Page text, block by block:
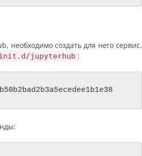
необходимо создать для него сервис.
jupyterhub :